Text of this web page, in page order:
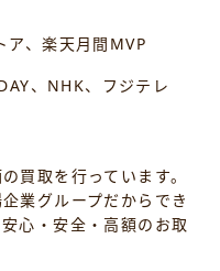
、楽天月間MVP
、NHK、フジテレ
買取を行っています。
業グループだからでき
心・安全・高額のお取